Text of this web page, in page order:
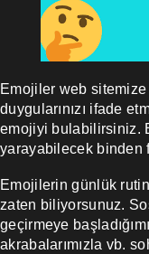
Emojiler web
duygularınızı ifade
emojiyi bulabilirsiniz.
yarayabilecek binden
Emojilerin günlük
zaten biliyorsunuz.
geçirmeye
akrabalarımızla vb.